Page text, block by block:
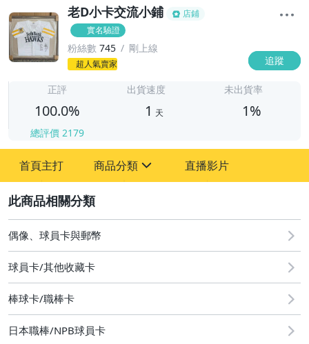
老D小卡交流小鋪
店鋪
實名驗證
粉絲數 745 剛上線
超人氣賣家 追蹤
正評
100.0%
總評價 2179
出貨速度
1 天
未出貨率
1%
首頁主打 商品分類
其它
直播影片
偶像、球員卡與郵幣
球員卡/其他收藏卡
棒球卡/職棒卡
日本職棒/NPB球員卡